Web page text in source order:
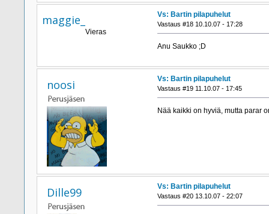
maggie_
Vieras
Vs: Bartin pilapuhelut
Vastaus #18 10.10.07 - 17:28
Anu Saukko ;D
noosi Vs: Bartin pilapuhelut
Vastaus #19 11.10.07 - 17:45
Nää kaikki on hyviä, mutta parar
Dille99 Vs: Bartin pilapuhelut
Vastaus #20 13.10.07 - 22:07